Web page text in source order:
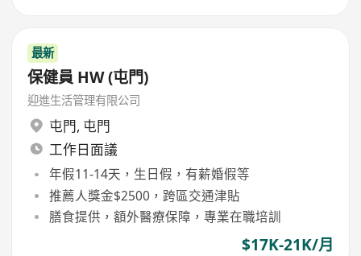
最新
保健員 HW (屯門)
迎進生活管理有限公司
屯門, 屯門
工作日面議
年假11-14天，生日假，有薪婚假等
推薦人獎金$2500，跨區交通津貼
膳食提供，額外醫療保障，專業在職培訓
$17K-21K/月